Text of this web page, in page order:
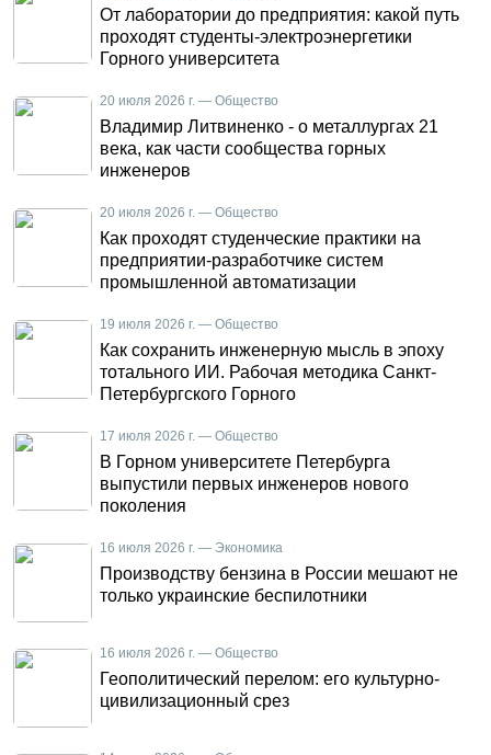
От лаборатории до предприятия: какой путь
проходят студенты-электроэнергетики
Горного университета
20 июля 2026 г. — Общество
Владимир Литвиненко - о металлургах 21
века, как части сообщества горных
инженеров
20 июля 2026 г. — Общество
Как проходят студенческие практики на
предприятии-разработчике систем
промышленной автоматизации
19 июля 2026 г. — Общество
Как сохранить инженерную мысль в эпоху
тотального ИИ. Рабочая методика Санкт-
Петербургского Горного
17 июля 2026 г. — Общество
В Горном университете Петербурга
выпустили первых инженеров нового
поколения
16 июля 2026 г. — Экономика
Производству бензина в России мешают не
только украинские беспилотники
16 июля 2026 г. — Общество
Геополитический перелом: его культурно-
цивилизационный срез